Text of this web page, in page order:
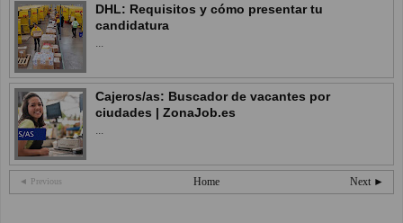
DHL: Requisitos y cómo presentar tu
candidatura
Cajeros/as: Buscador de vacantes por
ciudades | ZonaJob.es
◄ Previous Next ►
Home